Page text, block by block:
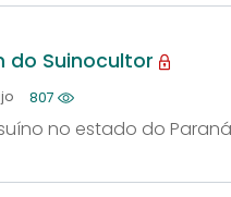
do Suinocultor
807
no estado do Paraná